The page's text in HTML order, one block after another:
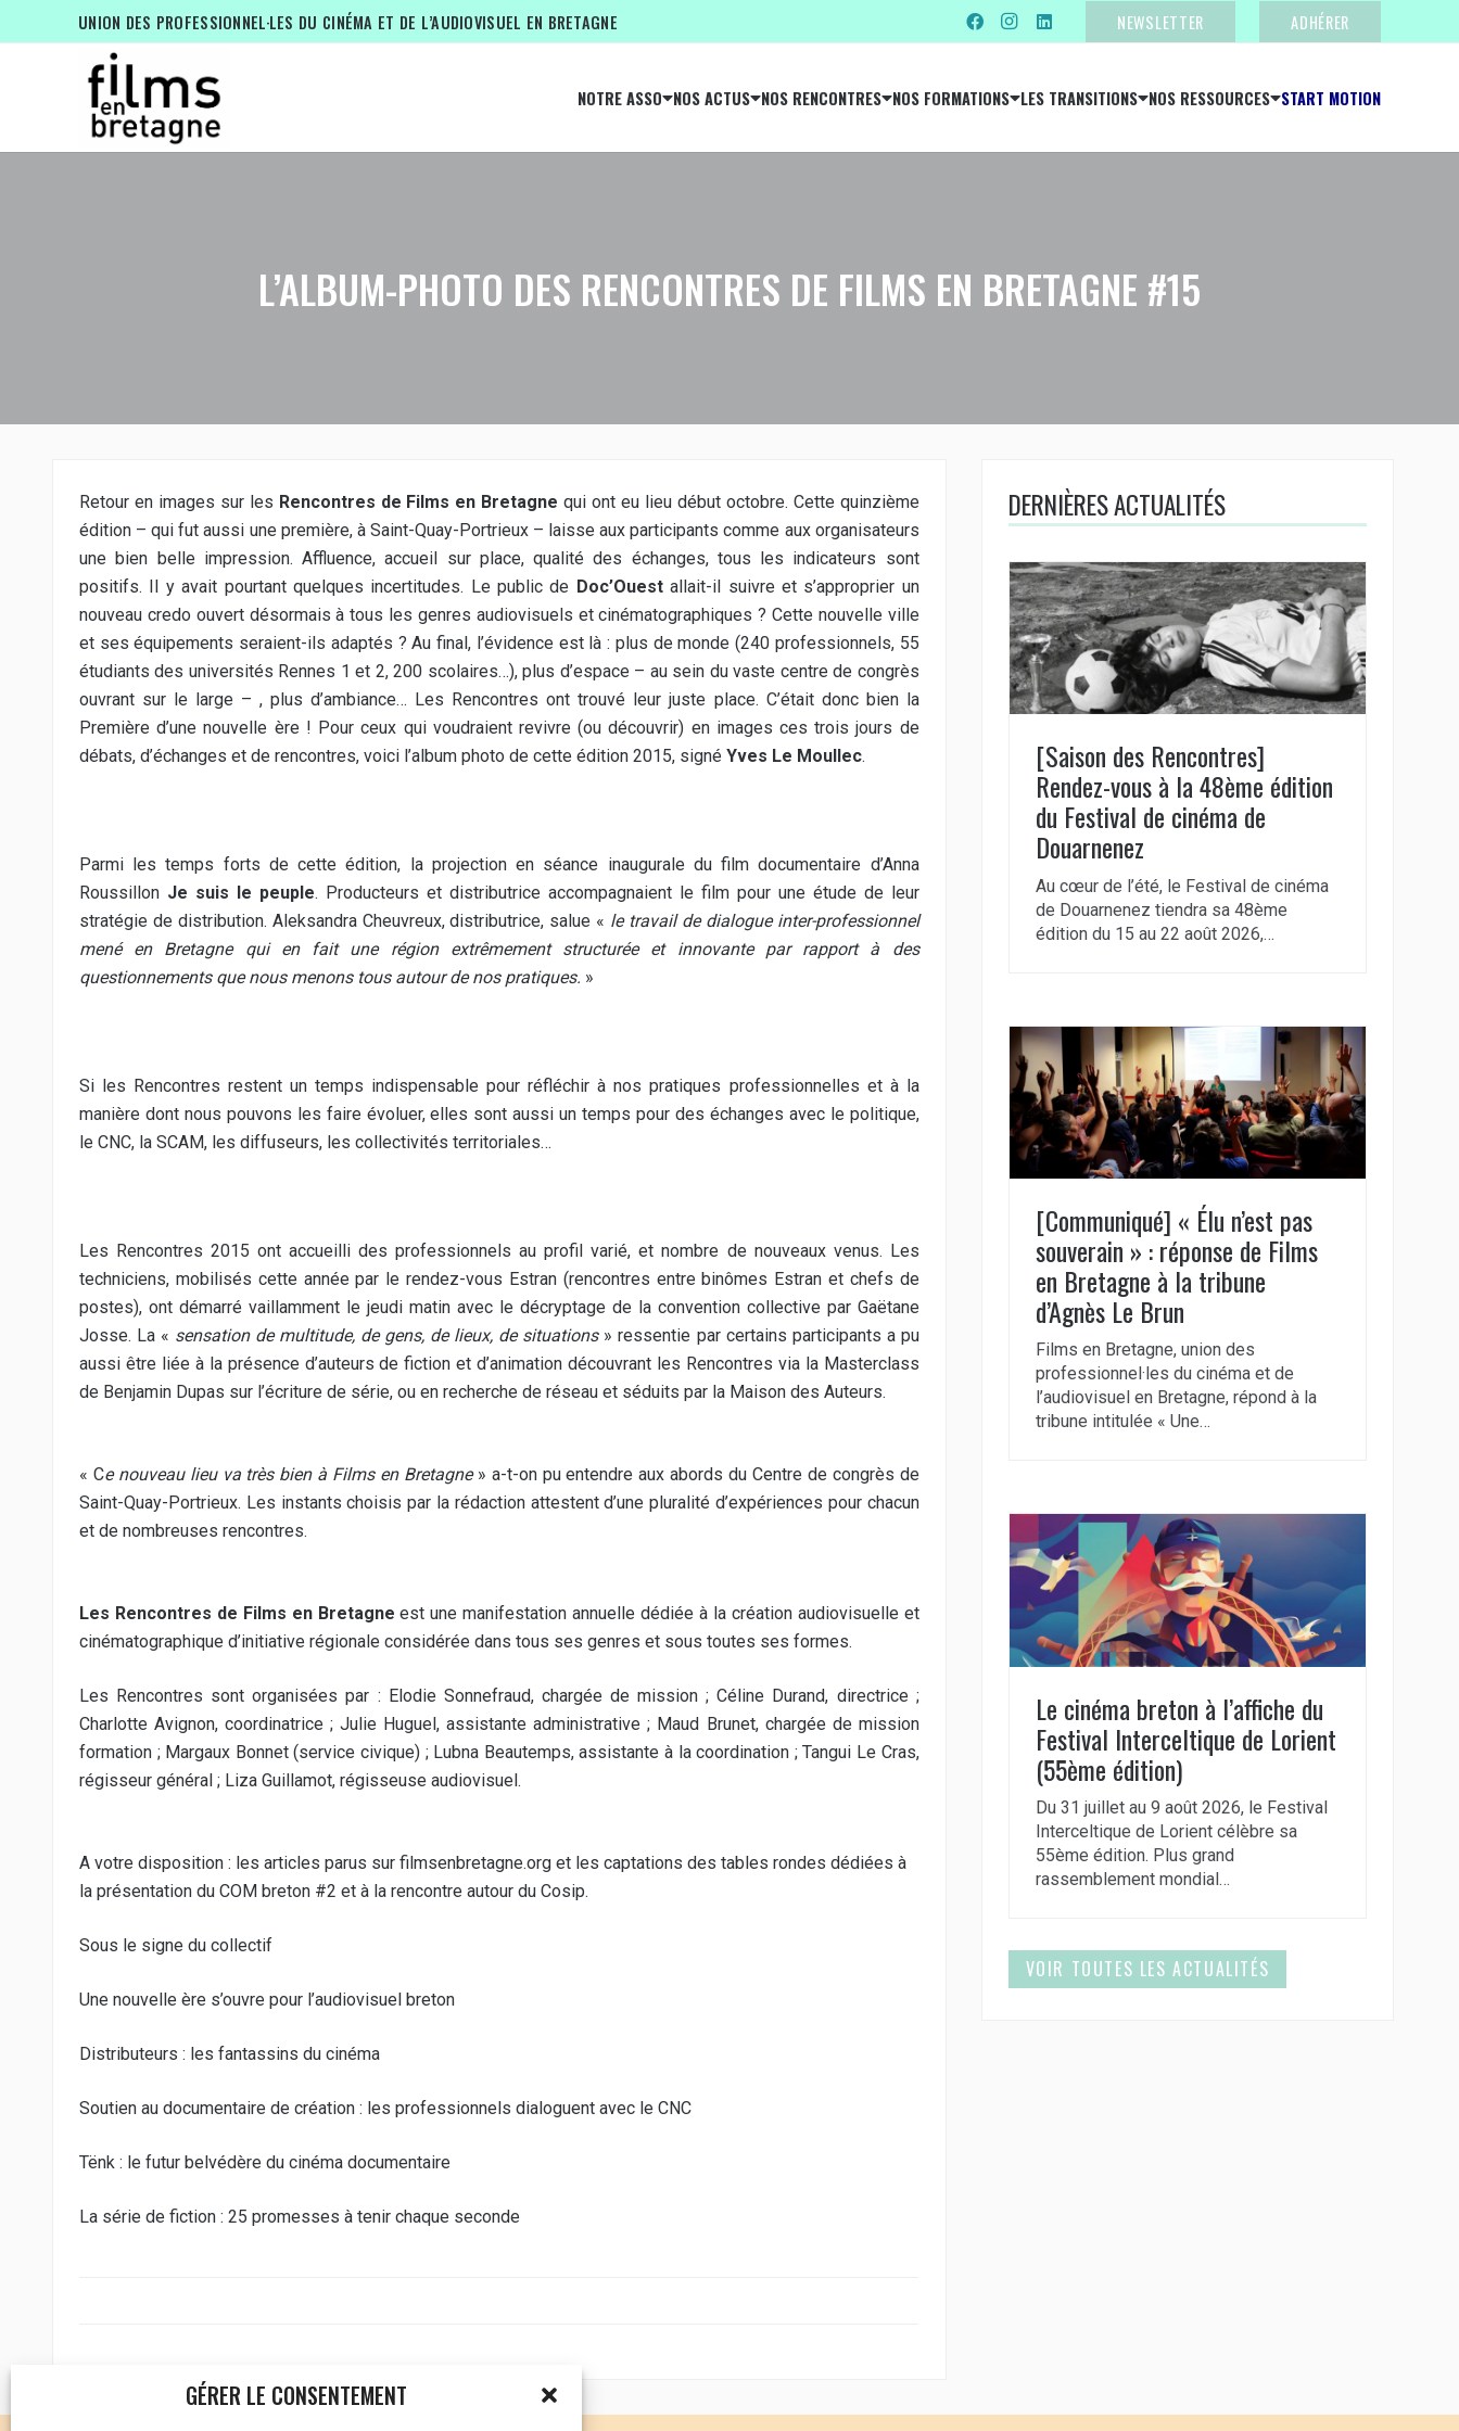
GÉRER LE CONSENTEMENT
UNION DES PROFESSIONNEL·LES DU CINÉMA ET DE L’AUDIOVISUEL EN BRETAGNE NEWSLETTER ADHÉRER
NOTRE ASSO NOS ACTUS NOS RENCONTRES NOS FORMATIONS LES TRANSITIONS NOS RESSOURCES START MOTION
L’ALBUM-PHOTO DES RENCONTRES DE FILMS EN BRETAGNE #15
Retour en images sur les Rencontres de Films en Bretagnequi ont eu lieu début octobre. Cette quinzième
édition – qui fut aussi une première, à Saint-Quay-Portrieux – laisse aux participants comme aux organisateurs
une bien belle impression. Affluence, accueil sur place, qualité des échanges, tous les indicateurs sont
positifs. Il y avait pourtant quelques incertitudes. Le public de Doc’Ouestallait-il suivre et s’approprier un
nouveau credo ouvert désormais à tous les genres audiovisuels et cinématographiques ? Cette nouvelle ville
et ses équipements seraient-ils adaptés ? Au final, l’évidence est là : plus de monde (240 professionnels, 55
étudiants des universités Rennes 1 et 2, 200 scolaires…), plus d’espace – au sein du vaste centre de congrès
ouvrant sur le large – , plus d’ambiance… Les Rencontres ont trouvé leur juste place. C’était donc bien la
Première d’une nouvelle ère ! Pour ceux qui voudraient revivre (ou découvrir) en images ces trois jours de
débats, d’échanges et de rencontres, voici l’album photo de cette édition 2015, signé Yves Le Moullec.
Parmi les temps forts de cette édition, la projection en séance inaugurale du film documentaire d’Anna
Roussillon Je suis le peuple. Producteurs et distributrice accompagnaient le film pour une étude de leur
stratégie de distribution. Aleksandra Cheuvreux, distributrice, salue « le travail de dialogue inter-professionnel
mené en Bretagne qui en fait une région extrêmement structurée et innovante par rapport à des
questionnements que nous menons tous autour de nos pratiques. »
Si les Rencontres restent un temps indispensable pour réfléchir à nos pratiques professionnelles et à la
manière dont nous pouvons les faire évoluer, elles sont aussi un temps pour des échanges avec le politique,
le CNC, la SCAM, les diffuseurs, les collectivités territoriales…
Les Rencontres 2015 ont accueilli des professionnels au profil varié, et nombre de nouveaux venus. Les
techniciens, mobilisés cette année par le rendez-vous Estran (rencontres entre binômes Estran et chefs de
postes), ont démarré vaillamment le jeudi matin avec le décryptage de la convention collective par Gaëtane
Josse. La « sensation de multitude, de gens, de lieux, de situations» ressentie par certains participants a pu
aussi être liée à la présence d’auteurs de fiction et d’animation découvrant les Rencontres via la Masterclass
de Benjamin Dupas sur l’écriture de série, ou en recherche de réseau et séduits par la Maison des Auteurs.
« Ce nouveau lieu va très bien à Films en Bretagne » a-t-on pu entendre aux abords du Centre de congrès de
Saint-Quay-Portrieux. Les instants choisis par la rédaction attestent d’une pluralité d’expériences pour chacun
et de nombreuses rencontres.
Les Rencontres de Films en Bretagne est une manifestation annuelle dédiée à la création audiovisuelle et
cinématographique d’initiative régionale considérée dans tous ses genres et sous toutes ses formes.
Les Rencontres sont organisées par : Elodie Sonnefraud, chargée de mission ; Céline Durand, directrice ;
Charlotte Avignon, coordinatrice ; Julie Huguel, assistante administrative ; Maud Brunet, chargée de mission
formation ; Margaux Bonnet (service civique) ; Lubna Beautemps, assistante à la coordination ; Tangui Le Cras,
régisseur général ; Liza Guillamot, régisseuse audiovisuel.
A votre disposition : les articles parus sur filmsenbretagne.org et les captations des tables rondes dédiées à
la présentation du COM breton #2 et à la rencontre autour du Cosip.
Sous le signe du collectif
Une nouvelle ère s’ouvre pour l’audiovisuel breton
Distributeurs : les fantassins du cinéma
Soutien au documentaire de création : les professionnels dialoguent avec le CNC
Tënk : le futur belvédère du cinéma documentaire
La série de fiction : 25 promesses à tenir chaque seconde
DERNIÈRES ACTUALITÉS
[Saison des Rencontres]
Rendez-vous à la 48ème édition
du Festival de cinéma de
Douarnenez
Au cœur de l’été, le Festival de cinéma
de Douarnenez tiendra sa 48ème
édition du 15 au 22 août 2026,…
[Communiqué] « Élu n’est pas
souverain » : réponse de Films
en Bretagne à la tribune
d’Agnès Le Brun
Films en Bretagne, union des
professionnel·les du cinéma et de
l’audiovisuel en Bretagne, répond à la
tribune intitulée « Une…
Le cinéma breton à l’affiche du
Festival Interceltique de Lorient
(55ème édition)
Du 31 juillet au 9 août 2026, le Festival
Interceltique de Lorient célèbre sa
55ème édition. Plus grand
rassemblement mondial…
VOIR TOUTES LES ACTUALITÉS